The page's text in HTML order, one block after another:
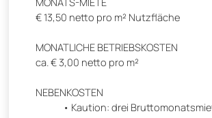
€ 13,50 netto pro m² Nutzfläche
MONATLICHE BETRIEBSKOSTEN
ca. € 3,00 netto pro m²
NEBENKOSTEN
Kaution: drei